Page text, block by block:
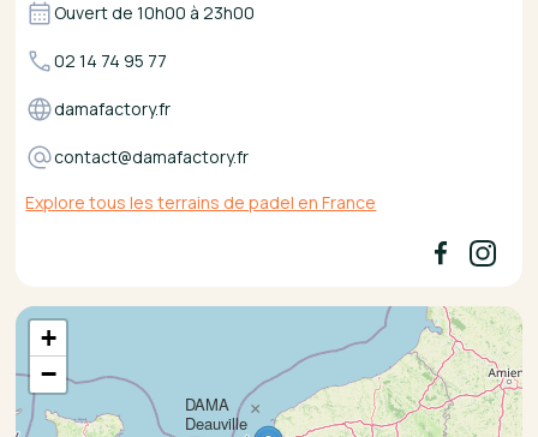
Ouvert de10h00 à23h00
02 14 74 95 77
damafactory.fr
contact@damafactory.fr
Explore tous les terrains de padel en France
DAMA
Deauville
×
+
−